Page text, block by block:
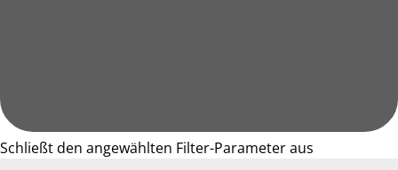
Schließt den angewählten Filter-Parameter aus